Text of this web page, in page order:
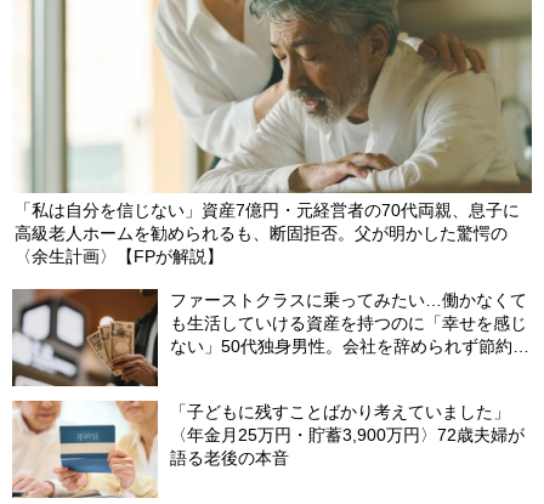
「私は自分を信じない」資産7億円・元経営者の70代両親、息子に
高級老人ホームを勧められるも、断固拒否。父が明かした驚愕の
〈余生計画〉【FPが解説】
ファーストクラスに乗ってみたい…働かなくて
も生活していける資産を持つのに「幸せを感じ
ない」50代独身男性。会社を辞められず節約生
「子どもに残すことばかり考えていました」
〈年金月25万円・貯蓄3,900万円〉72歳夫婦が
語る老後の本音